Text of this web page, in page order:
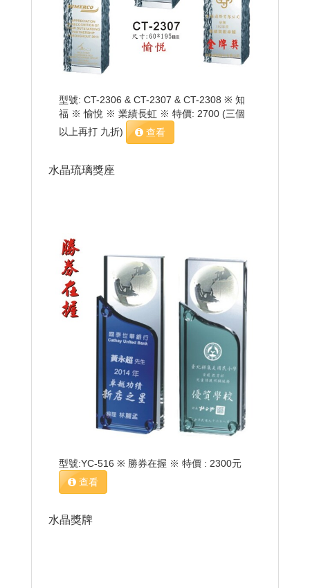
型號: CT-2306 & CT-2307 & CT-2308 ※ 知
福 ※ 愉悅 ※ 業績長虹 ※ 特價: 2700 (三個
以上再打 九折)
查看
水晶琉璃獎座
型號:YC-516 ※ 勝券在握 ※ 特價 : 2300元
查看
水晶獎牌